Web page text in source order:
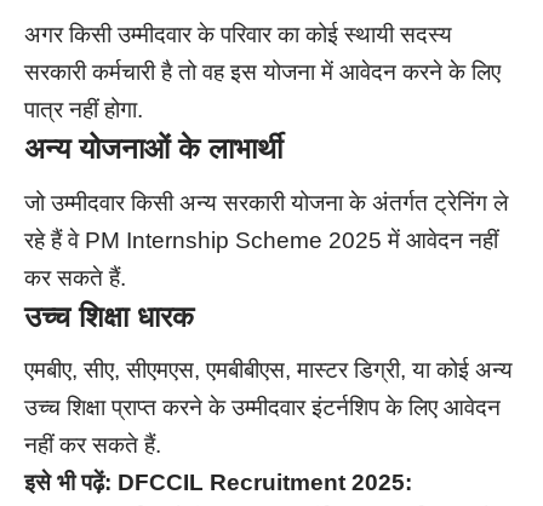
अगर किसी उम्मीदवार के परिवार का कोई स्थायी सदस्य
सरकारी कर्मचारी है तो वह इस योजना में आवेदन करने के लिए
पात्र नहीं होगा.
अन्य योजनाओं के लाभार्थी
जो उम्मीदवार किसी अन्य सरकारी योजना के अंतर्गत ट्रेनिंग ले
रहे हैं वे PM Internship Scheme 2025 में आवेदन नहीं
कर सकते हैं.
उच्च शिक्षा धारक
एमबीए, सीए, सीएमएस, एमबीबीएस, मास्टर डिग्री, या कोई अन्य
उच्च शिक्षा प्राप्त करने के उम्मीदवार इंटर्नशिप के लिए आवेदन
नहीं कर सकते हैं.
इसे भी पढ़ें: DFCCIL Recruitment 2025: